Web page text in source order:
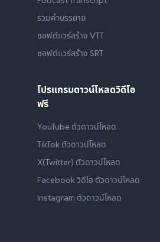
รวมคำบรรยาย
ซอฟต์แวร์สร้าง VTT
ซอฟต์แวร์สร้าง SRT
โปรแกรมดาวน์โหลดวิดีโอ
ฟรี
YouTube ตัวดาวน์โหลด
TikTok ตัวดาวน์โหลด
X(Twitter) ตัวดาวน์โหลด
Facebook วิดีโอ ตัวดาวน์โหลด
Instagram ตัวดาวน์โหลด